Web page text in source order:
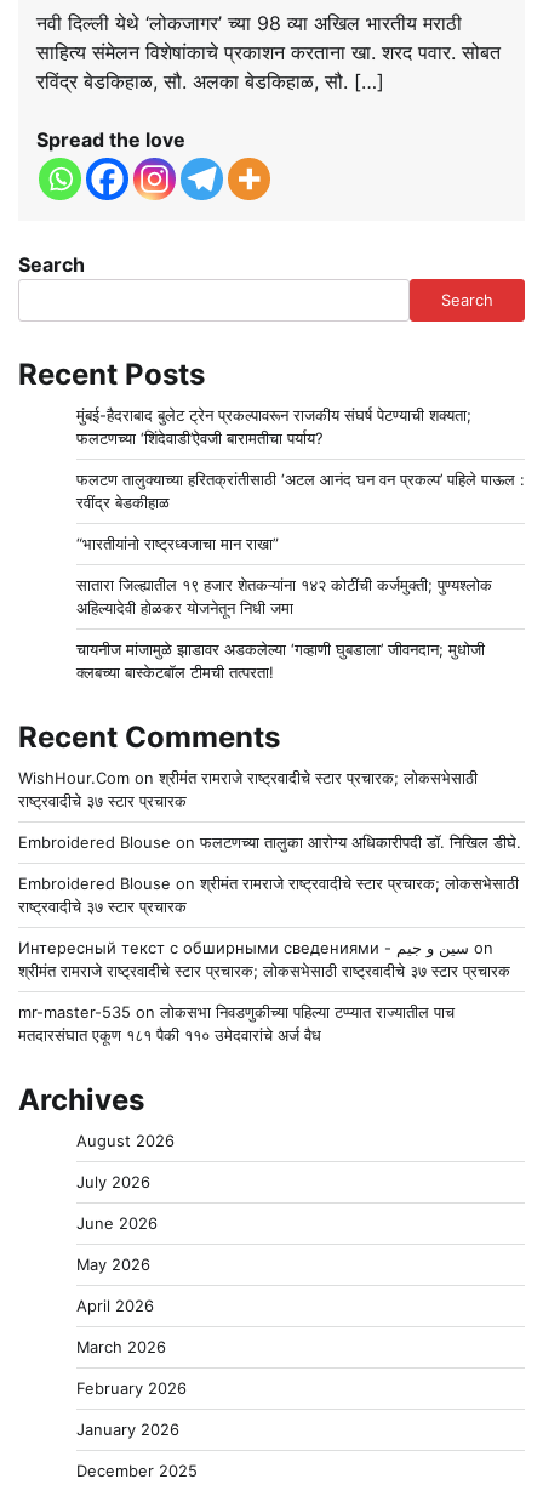
नवी दिल्ली येथे ‘लोकजागर’ च्या 98 व्या अखिल भारतीय मराठी
साहित्य संमेलन विशेषांकाचे प्रकाशन करताना खा. शरद पवार. सोबत
रविंद्र बेडकिहाळ, सौ. अलका बेडकिहाळ, सौ. […]
Spread the love
Search
Search
Recent Posts
मुंबई-हैदराबाद बुलेट ट्रेन प्रकल्पावरून राजकीय संघर्ष पेटण्याची शक्यता;
फलटणच्या ‘शिंदेवाडी’ऐवजी बारामतीचा पर्याय?
फलटण तालुक्याच्या हरितक्रांतीसाठी ‘अटल आनंद घन वन प्रकल्प’ पहिले पाऊल :
रवींद्र बेडकीहाळ
“भारतीयांनो राष्ट्रध्वजाचा मान राखा”
सातारा जिल्ह्यातील १९ हजार शेतकऱ्यांना १४२ कोटींची कर्जमुक्ती; पुण्यश्लोक
अहिल्यादेवी होळकर योजनेतून निधी जमा
चायनीज मांजामुळे झाडावर अडकलेल्या ‘गव्हाणी घुबडाला’ जीवनदान; मुधोजी
क्लबच्या बास्केटबॉल टीमची तत्परता!
Recent Comments
WishHour.Com onश्रीमंत रामराजे राष्ट्रवादीचे स्टार प्रचारक; लोकसभेसाठी
राष्ट्रवादीचे ३७ स्टार प्रचारक
Embroidered Blouse onफलटणच्या तालुका आरोग्य अधिकारीपदी डॉ. निखिल डीघे.
Embroidered Blouse onश्रीमंत रामराजे राष्ट्रवादीचे स्टार प्रचारक; लोकसभेसाठी
राष्ट्रवादीचे ३७ स्टार प्रचारक
Интересный текст с обширными сведениями - سين و جيم on
श्रीमंत रामराजे राष्ट्रवादीचे स्टार प्रचारक; लोकसभेसाठी राष्ट्रवादीचे ३७ स्टार प्रचारक
mr-master-535 onलोकसभा निवडणुकीच्या पहिल्या टप्प्यात राज्यातील पाच
मतदारसंघात एकूण १८१ पैकी ११० उमेदवारांचे अर्ज वैध
Archives
August 2026
July 2026
June 2026
May 2026
April 2026
March 2026
February 2026
January 2026
December 2025